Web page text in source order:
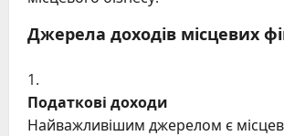
Джерела доходів місцевих
Податкові доходи
Найважливішим джерелом є